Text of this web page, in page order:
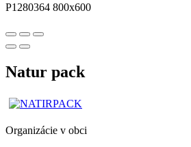
P1280364 800x600
Natur pack
Organizácie v obci